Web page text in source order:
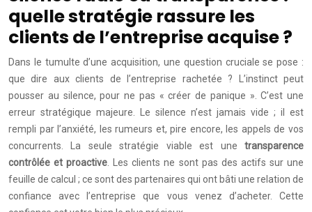
quelle stratégie rassure les
clients de l’entreprise acquise ?
Dans le tumulte d’une acquisition, une question cruciale se pose :
que dire aux clients de l’entreprise rachetée ? L’instinct peut
pousser au silence, pour ne pas « créer de panique ». C’est une
erreur stratégique majeure. Le silence n’est jamais vide ; il est
rempli par l’anxiété, les rumeurs et, pire encore, les appels de vos
concurrents. La seule stratégie viable est une transparence
contrôlée et proactive . Les clients ne sont pas des actifs sur une
feuille de calcul ; ce sont des partenaires qui ont bâti une relation de
confiance avec l’entreprise que vous venez d’acheter. Cette